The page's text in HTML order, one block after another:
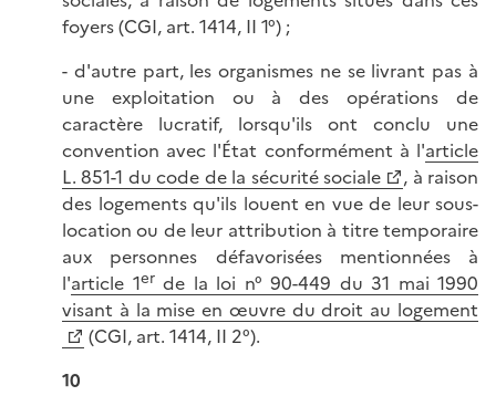
foyers (CGI, art. 1414, II 1°) ;
- d'autre part, les organismes ne se livrant pas à
une exploitation ou à des opérations de
caractère lucratif, lorsqu'ils ont conclu une
convention avec l'État conformément à l'article
L. 851-1 du code de la sécurité sociale
, à raison
des logements qu'ils louent en vue de leur sous-
location ou de leur attribution à titre temporaire
aux personnes défavorisées mentionnées à
l'article 1erde la loi n° 90-449 du 31 mai 1990
visant à la mise en œuvre du droit au logement
(CGI, art. 1414, II 2°).
10